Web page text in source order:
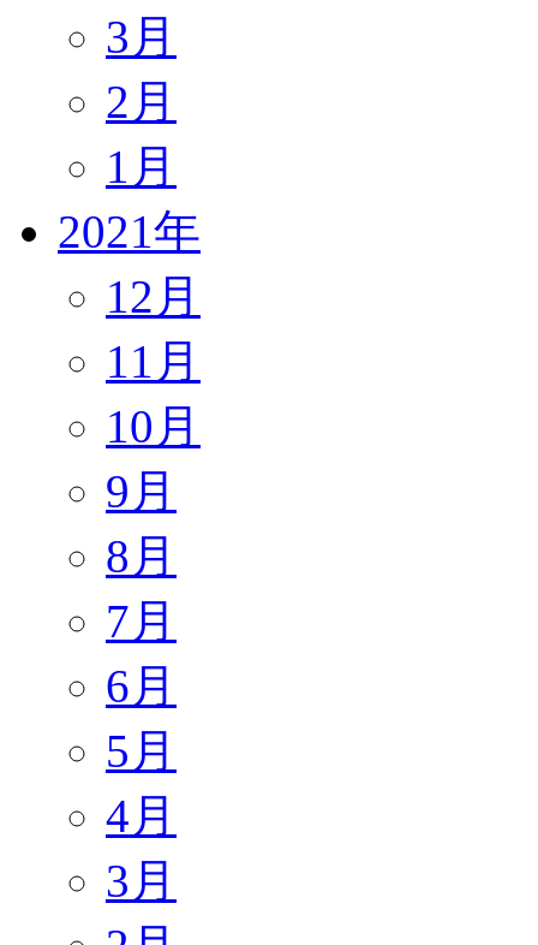
3月
2月
1月
2021年
12月
11月
10月
9月
8月
7月
6月
5月
4月
3月